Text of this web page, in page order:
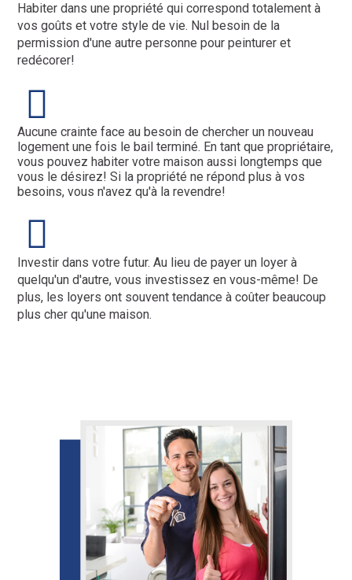
Habiter dans une propriété qui correspond totalement à
vos goûts et votre style de vie. Nul besoin de la
permission d'une autre personne pour peinturer et
redécorer!
Aucune crainte face au besoin de chercher un nouveau
logement une fois le bail terminé. En tant que propriétaire,
vous pouvez habiter votre maison aussi longtemps que
vous le désirez! Si la propriété ne répond plus à vos
besoins, vous n'avez qu'à la revendre!
Investir dans votre futur. Au lieu de payer un loyer à
quelqu'un d'autre, vous investissez en vous-même! De
plus, les loyers ont souvent tendance à coûter beaucoup
plus cher qu'une maison.